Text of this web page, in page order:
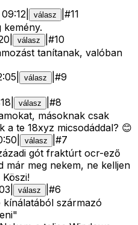
09:12 válasz #11
kemény.
válasz #10
tanítanak, valóban
válasz #9
válasz #8
másoknak csak
a te 18xyz micsodáddal? 😊
válasz #7
gót fraktúrt ocr-ező
már meg nekem, ne kelljen
válasz #6
származó